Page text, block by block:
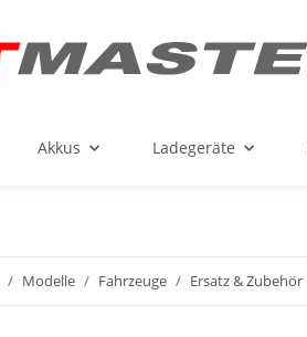
Akkus Ladegeräte
Modelle Fahrzeuge Ersatz & Zubehör